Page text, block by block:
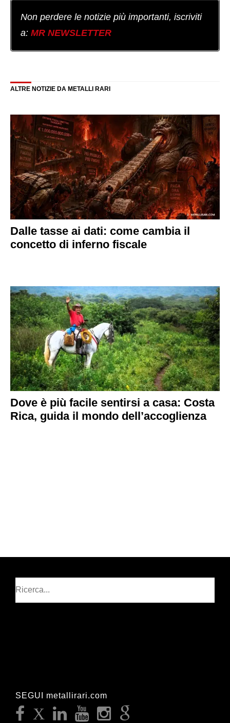
Non perdere le notizie più importanti, iscriviti
a: MR NEWSLETTER
ALTRE NOTIZIE DA METALLI RARI
Dalle tasse ai dati: come cambia il
concetto di inferno fiscale
Dove è più facile sentirsi a casa: Costa
Rica, guida il mondo dell’accoglienza
SEGUI metallirari.com